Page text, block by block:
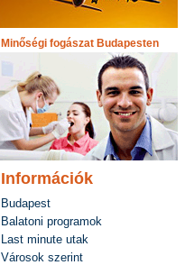
Minőségi fogászat Budapesten
Információk
Budapest
Balatoni programok
Last minute utak
Városok szerint